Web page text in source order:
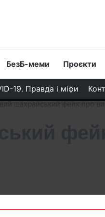
БезБ-меми Проєкти
19. Правда і міфи
шахрайський фейк про